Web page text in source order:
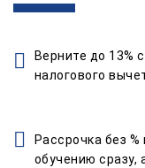
Верните до 13%
Рассрочка без
обучению сразу,